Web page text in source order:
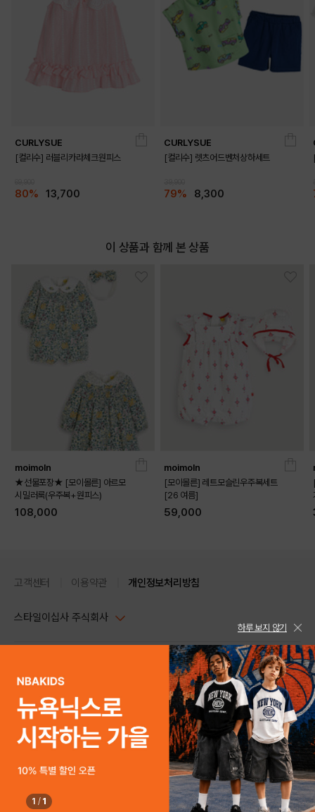
CURLYSUE
[컬리수] 러블리카라체크원피스
80% 13,700
CURLYSUE
[컬리수] 렛츠어드벤처상하세트
79% 8,300
이 상품과 함께 본 상품
moimoln
★선물포장★ [모이몰른] 아르모
시밀러룩(우주복+원피스)
108,000
moimoln
[모이몰른] 레트모슬린우주복세트
[26 여름]
59,000
고객센터 이용약관 개인정보처리방침
스타일이십사 주식회사
주소 : 서울시 강남구 논현로 633, 6층 (논현동, 한세엠케이빌딩)
사업자등록번호 : 116-81-32499
통신판매업신고번호 : 제 2024-서울강남-04239
호스팅 서비스 : 스타일이십사㈜
고객센터 1544-5336(평일 09:00~ 18:00 토/일/공휴일 휴무)
스타일24 고객센터 1544-5336
평일 09:00~ 18:00 (토/일/공휴일 휴무)
help Email : help@style24.com
COPYRIGHTⓒ2021 STYLE24 ALL RIGHTS RESERVED.
하루 보지 않기
1 / 1